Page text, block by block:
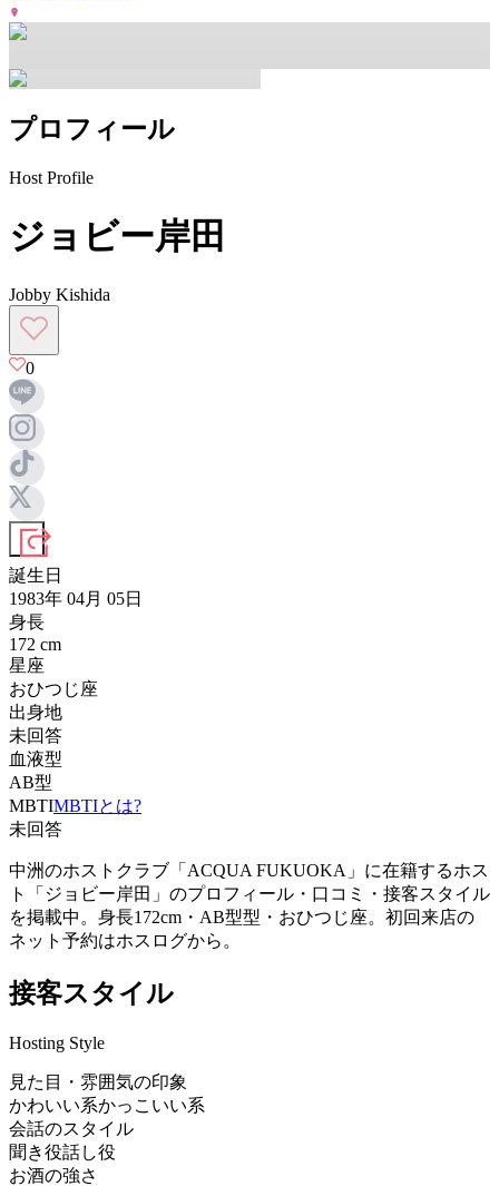
プロフィール
Host Profile
ジョビー岸田
Jobby Kishida
0
誕生日
1983年 04月 05日
身長
172 cm
星座
おひつじ座
出身地
未回答
血液型
AB型
MBTIMBTIとは?
未回答
中洲のホストクラブ「ACQUA FUKUOKA」に在籍するホス
ト「ジョビー岸田」のプロフィール・口コミ・接客スタイル
を掲載中。身長172cm・AB型型・おひつじ座。初回来店の
ネット予約はホスログから。
接客スタイル
Hosting Style
見た目・雰囲気の印象
かわいい系かっこいい系
会話のスタイル
聞き役話し役
お酒の強さ